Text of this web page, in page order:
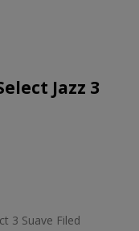
Jazz 3
3 Suave Filed